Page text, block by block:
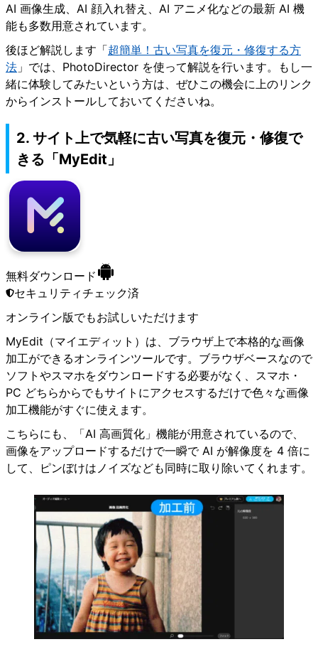
AI 画像生成、AI 顔入れ替え、AI アニメ化などの最新 AI 機
能も多数用意されています。
後ほど解説します「超簡単！古い写真を復元・修復する方
法 」では、PhotoDirector を使って解説を行います。もし一
緒に体験してみたいという方は、ぜひこの機会に上のリンク
からインストールしておいてくださいね。
2. サイト上で気軽に古い写真を復元・修復で
きる「MyEdit」
無料ダウンロード
セキュリティチェック済
オンライン版でもお試しいただけます
MyEdit（マイエディット）は、ブラウザ上で本格的な画像
加工ができるオンラインツールです。ブラウザベースなので
ソフトやスマホをダウンロードする必要がなく、スマホ・
PC どちらからでもサイトにアクセスするだけで色々な画像
加工機能がすぐに使えます。
こちらにも、「AI 高画質化」機能が用意されているので、
画像をアップロードするだけで一瞬で AI が解像度を 4 倍に
して、ピンぼけはノイズなども同時に取り除いてくれます。